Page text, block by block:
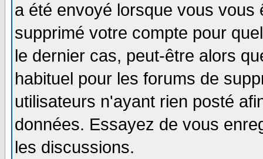
a été envoyé lorsque vous
supprimé votre compte pour
le dernier cas, peut-être alors
habituel pour les forums de
utilisateurs n'ayant rien posté
données. Essayez de vous
les discussions.